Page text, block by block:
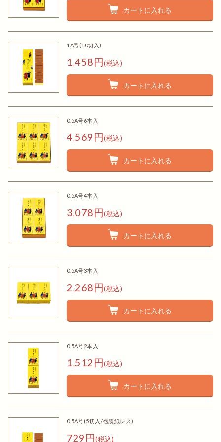
カートに入れる
1A号(10切入)
1,458円(税込)
カートに入れる
0.5A号6本入
4,569円(税込)
カートに入れる
0.5A号4本入
3,078円(税込)
カートに入れる
0.5A号3本入
2,268円(税込)
カートに入れる
0.5A号2本入
1,512円(税込)
カートに入れる
0.5A号(5切入/包装紙レス)
729円(税込)